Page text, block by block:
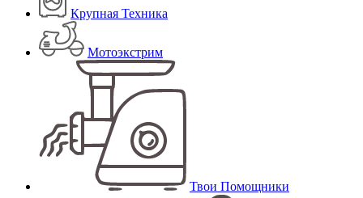
Крупная Техника
Мотоэкстрим
Твои Помощники